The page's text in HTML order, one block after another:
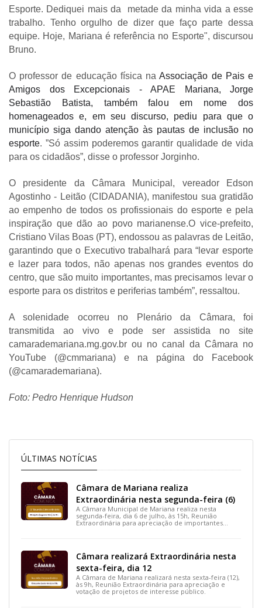
Esporte. Dediquei mais da metade da minha vida a esse
trabalho. Tenho orgulho de dizer que faço parte dessa
equipe. Hoje, Mariana é referência no Esporte", discursou
Bruno.
O professor de educação física naAssociação de Pais e
Amigos dos Excepcionais - APAE Mariana, Jorge
Sebastião Batista, também falou em nome dos
homenageados e, em seu discurso, pediu para que o
município siga dando atenção às pautas de inclusão no
esporte. ”Só assim poderemos garantir qualidade de vida
para os cidadãos”, disse o professor Jorginho.
O presidente da Câmara Municipal, vereador Edson
Agostinho - Leitão (CIDADANIA), manifestou sua gratidão
ao empenho de todos os profissionais do esporte e pela
inspiração que dão ao povo marianense.O vice-prefeito,
Cristiano Vilas Boas (PT), endossou as palavras de Leitão,
garantindo que o Executivo trabalhará para “levar esporte
e lazer para todos, não apenas nos grandes eventos do
centro, que são muito importantes, mas precisamos levar o
esporte para os distritos e periferias também”, ressaltou.
A solenidade ocorreu no Plenário da Câmara, foi
transmitida ao vivo e pode ser assistida no site
camarademariana.mg.gov.br ou no canal da Câmara no
YouTube (@cmmariana) e na página do Facebook
(@camarademariana).
Foto: Pedro Henrique Hudson
ÚLTIMAS NOTÍCIAS
Câmara de Mariana realiza
Extraordinária nesta segunda-feira (6)
A Câmara Municipal de Mariana realiza nesta
segunda-feira, dia 6 de julho, às 15h, Reunião
Extraordinária para apreciação de importantes
Câmara realizará Extraordinária nesta
sexta-feira, dia 12
A Câmara de Mariana realizará nesta sexta-feira (12),
às 9h, Reunião Extraordinária para apreciação e
votação de projetos de interesse público.